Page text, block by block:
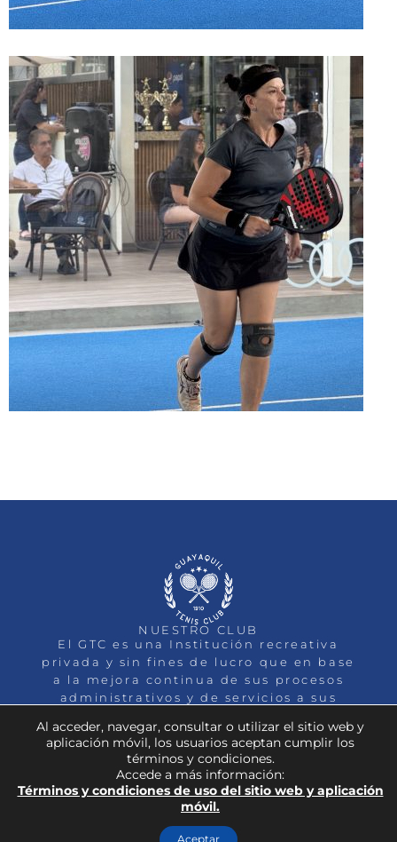
NUESTRO CLUB
El GTC es una Institución recreativa
privada y sin fines de lucro que en base
a la mejora continua de sus procesos
administrativos y de servicios a sus
INICIO QUIENES SOMOS
DEPORTES
EVENTOS NOTICIAS
TODOS LOS DERECHOS RESERVADOS GUAYAQUIL TENIS
Al acceder, navegar, consultar o utilizar el sitio web y
aplicación móvil, los usuarios aceptan cumplir los
términos y condiciones.
Accede a más información:
Términos y condiciones de uso del sitio web y aplicación
móvil.
Aceptar